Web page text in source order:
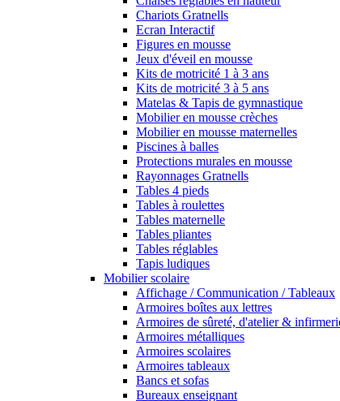
Chariots Gratnells
Ecran Interactif
Figures en mousse
Jeux d'éveil en mousse
Kits de motricité 1 à 3 ans
Kits de motricité 3 à 5 ans
Matelas & Tapis de gymnastique
Mobilier en mousse crèches
Mobilier en mousse maternelles
Piscines à balles
Protections murales en mousse
Rayonnages Gratnells
Tables 4 pieds
Tables à roulettes
Tables maternelle
Tables pliantes
Tables réglables
Tapis ludiques
Mobilier scolaire
Affichage / Communication / Tableaux
Armoires boîtes aux lettres
Armoires de sûreté, d'atelier &
Armoires métalliques
Armoires scolaires
Armoires tableaux
Bancs et sofas
Bureaux enseignant